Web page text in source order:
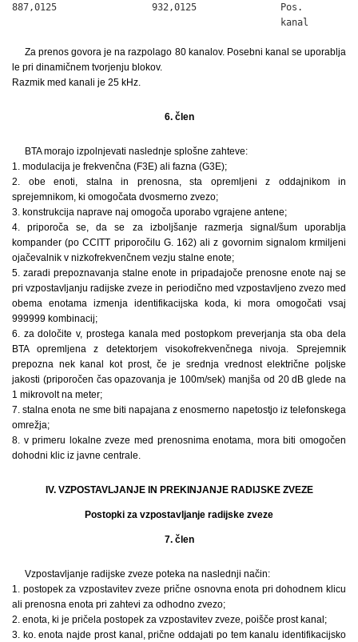
887,0125                 932,0125               Pos.
                                                kanal
Za prenos govora je na razpolago 80 kanalov. Posebni kanal se uporablja
le pri dinamičnem tvorjenju blokov.
Razmik med kanali je 25 kHz.
6. člen
BTA morajo izpolnjevati naslednje splošne zahteve:
1. modulacija je frekvenčna (F3E) ali fazna (G3E);
2. obe enoti, stalna in prenosna, sta opremljeni z oddajnikom in
sprejemnikom, ki omogočata dvosmerno zvezo;
3. konstrukcija naprave naj omogoča uporabo vgrajene antene;
4. priporoča se, da se za izboljšanje razmerja signal/šum uporablja
kompander (po CCITT priporočilu G. 162) ali z govornim signalom krmiljeni
ojačevalnik v nizkofrekvenčnem vezju stalne enote;
5. zaradi prepoznavanja stalne enote in pripadajoče prenosne enote naj se
pri vzpostavljanju radijske zveze in periodično med vzpostavljeno zvezo med
obema enotama izmenja identifikacijska koda, ki mora omogočati vsaj
999999 kombinacij;
6. za določite v, prostega kanala med postopkom preverjanja sta oba dela
BTA opremljena z detektorjem visokofrekvenčnega nivoja. Sprejemnik
prepozna nek kanal kot prost, če je srednja vrednost električne poljske
jakosti (priporočen čas opazovanja je 100m/sek) manjša od 20 dB glede na
1 mikrovolt na meter;
7. stalna enota ne sme biti napajana z enosmerno napetostjo iz telefonskega
omrežja;
8. v primeru lokalne zveze med prenosnima enotama, mora biti omogočen
dohodni klic iz javne centrale.
IV. VZPOSTAVLJANJE IN PREKINJANJE RADIJSKE ZVEZE
Postopki za vzpostavljanje radijske zveze
7. člen
Vzpostavljanje radijske zveze poteka na naslednji način:
1. postopek za vzpostavitev zveze prične osnovna enota pri dohodnem klicu
ali prenosna enota pri zahtevi za odhodno zvezo;
2. enota, ki je pričela postopek za vzpostavitev zveze, poišče prost kanal;
3. ko. enota najde prost kanal, prične oddajati po tem kanalu identifikacijsko